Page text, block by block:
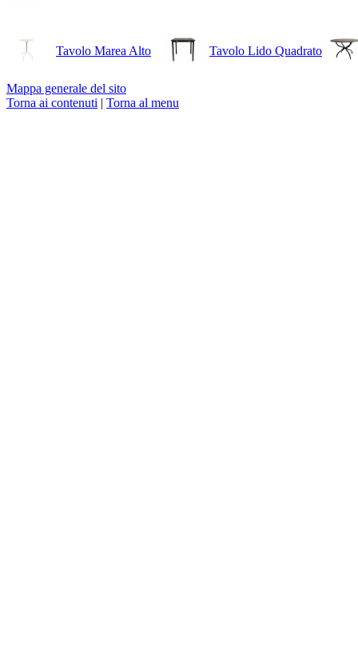
Tavolo Marea Alto Tavolo Lido Quadrato
Mappa generale del sito
Torna ai contenuti | Torna al menu